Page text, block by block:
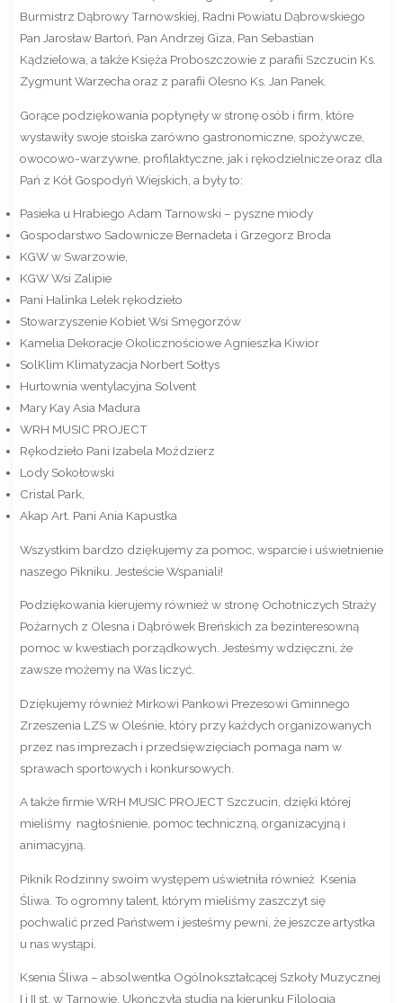
Burmistrz Dąbrowy Tarnowskiej, Radni Powiatu Dąbrowskiego
Pan Jarosław Bartoń, Pan Andrzej Giza, Pan Sebastian
Kądzielowa, a także Księża Proboszczowie z parafii Szczucin Ks.
Zygmunt Warzecha oraz z parafii Olesno Ks. Jan Panek.
Gorące podziękowania popłynęły w stronę osób i firm, które
wystawiły swoje stoiska zarówno gastronomiczne, spożywcze,
owocowo-warzywne, profilaktyczne, jak i rękodzielnicze oraz dla
Pań z Kół Gospodyń Wiejskich, a były to:
Pasieka u Hrabiego Adam Tarnowski – pyszne miody
Gospodarstwo Sadownicze Bernadeta i Grzegorz Broda
KGW w Swarzowie,
KGW Wsi Zalipie
Pani Halinka Lelek rękodzieło
Stowarzyszenie Kobiet Wsi Smęgorzów
Kamelia Dekoracje Okolicznościowe Agnieszka Kiwior
SolKlim Klimatyzacja Norbert Sołtys
Hurtownia wentylacyjna Solvent
Mary Kay Asia Madura
WRH MUSIC PROJECT
Rękodzieło Pani Izabela Moździerz
Lody Sokołowski
Cristal Park,
Akap Art. Pani Ania Kapustka
Wszystkim bardzo dziękujemy za pomoc, wsparcie i uświetnienie
naszego Pikniku. Jesteście Wspaniali!
Podziękowania kierujemy również w stronę Ochotniczych Straży
Pożarnych z Olesna i Dąbrówek Breńskich za bezinteresowną
pomoc w kwestiach porządkowych. Jesteśmy wdzięczni, że
zawsze możemy na Was liczyć.
Dziękujemy również Mirkowi Pankowi Prezesowi Gminnego
Zrzeszenia LZS w Oleśnie, który przy każdych organizowanych
przez nas imprezach i przedsięwzięciach pomaga nam w
sprawach sportowych i konkursowych.
A także firmie WRH MUSIC PROJECT Szczucin, dzięki której
mieliśmy nagłośnienie, pomoc techniczną, organizacyjną i
animacyjną.
Piknik Rodzinny swoim występem uświetniła również Ksenia
Śliwa. To ogromny talent, którym mieliśmy zaszczyt się
pochwalić przed Państwem i jesteśmy pewni, że jeszcze artystka
u nas wystąpi.
Ksenia Śliwa – absolwentka Ogólnokształcącej Szkoły Muzycznej
I i II st. w Tarnowie. Ukończyła studia na kierunku Filologia